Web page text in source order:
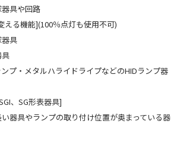
器具や回路
える機能](100％点灯も使用不可)
器具
具
プ・メタルハライドライプなどのHIDランプ器
、SG形表器具]
器具やランプの取り付け位置が奥まっている器